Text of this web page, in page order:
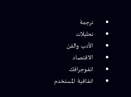
ترجمة
تحليلات
الأدب والفن
الاقتصاد
انفوجرافك
اتفاقية المستخدم